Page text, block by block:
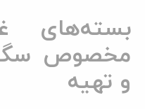
بسته‌های
مخصوص سگ:
و تهیه